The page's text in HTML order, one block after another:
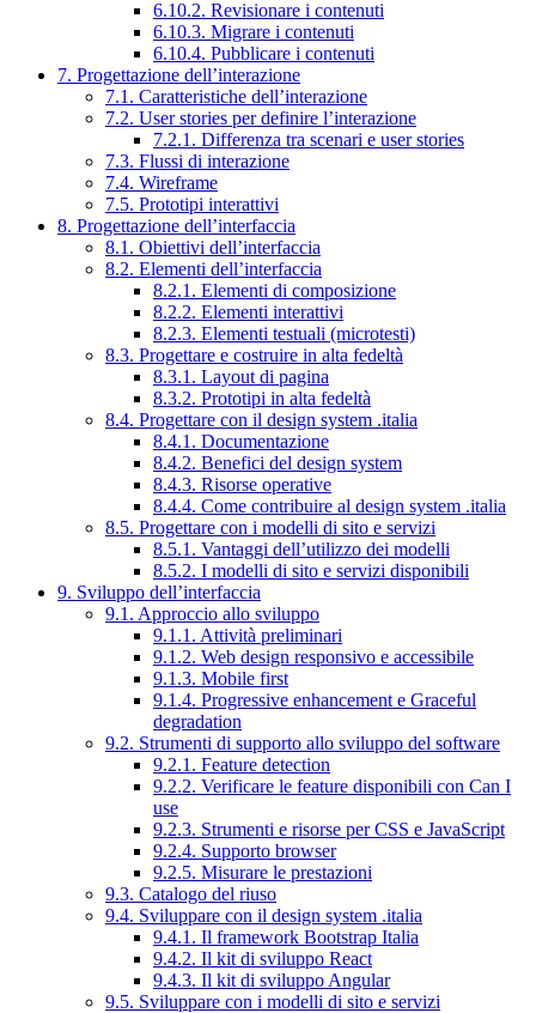
6.10.2. Revisionare i contenuti
6.10.3. Migrare i contenuti
6.10.4. Pubblicare i contenuti
7. Progettazione dell’interazione
7.1. Caratteristiche dell’interazione
7.2. User stories per definire l’interazione
7.2.1. Differenza tra scenari e user stories
7.3. Flussi di interazione
7.4. Wireframe
7.5. Prototipi interattivi
8. Progettazione dell’interfaccia
8.1. Obiettivi dell’interfaccia
8.2. Elementi dell’interfaccia
8.2.1. Elementi di composizione
8.2.2. Elementi interattivi
8.2.3. Elementi testuali (microtesti)
8.3. Progettare e costruire in alta fedeltà
8.3.1. Layout di pagina
8.3.2. Prototipi in alta fedeltà
8.4. Progettare con il design system .italia
8.4.1. Documentazione
8.4.2. Benefici del design system
8.4.3. Risorse operative
8.4.4. Come contribuire al design system .italia
8.5. Progettare con i modelli di sito e servizi
8.5.1. Vantaggi dell’utilizzo dei modelli
8.5.2. I modelli di sito e servizi disponibili
9. Sviluppo dell’interfaccia
9.1. Approccio allo sviluppo
9.1.1. Attività preliminari
9.1.2. Web design responsivo e accessibile
9.1.3. Mobile first
9.1.4. Progressive enhancement e Graceful
degradation
9.2. Strumenti di supporto allo sviluppo del software
9.2.1. Feature detection
9.2.2. Verificare le feature disponibili con Can I
use
9.2.3. Strumenti e risorse per CSS e JavaScript
9.2.4. Supporto browser
9.2.5. Misurare le prestazioni
9.3. Catalogo del riuso
9.4. Sviluppare con il design system .italia
9.4.1. Il framework Bootstrap Italia
9.4.2. Il kit di sviluppo React
9.4.3. Il kit di sviluppo Angular
9.5. Sviluppare con i modelli di sito e servizi